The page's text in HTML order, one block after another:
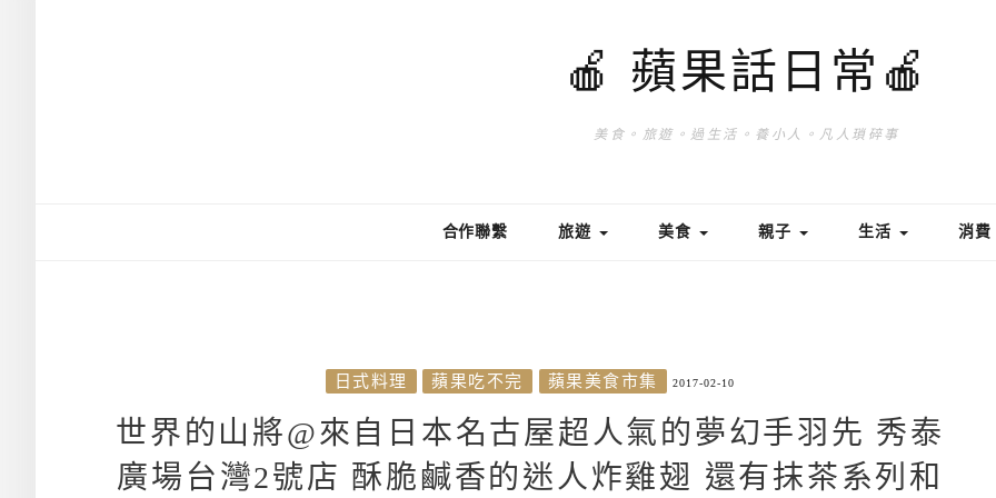
🍎 蘋果話日常🍎
美食。旅遊。過生活。養小人。凡人瑣碎事
合作聯繫 旅遊 美食 親子 生活 消費
日式料理 蘋果吃不完 蘋果美食市集 2017-02-10
世界的山將@來自日本名古屋超人氣的夢幻手羽先 秀泰
廣場台灣2號店 酥脆鹹香的迷人炸雞翅 還有抹茶系列和